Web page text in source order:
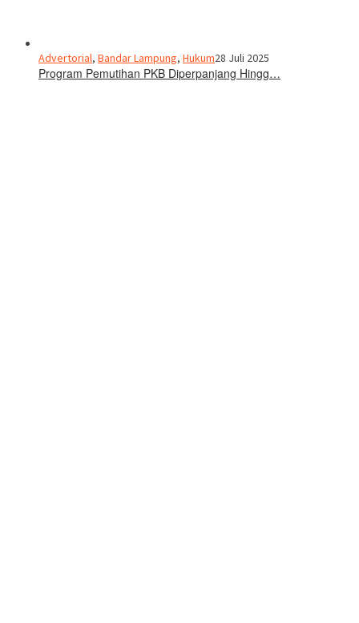
Advertorial, Bandar Lampung, Hukum28 Juli 2025
Program Pemutihan PKB Diperpanjang Hingg…